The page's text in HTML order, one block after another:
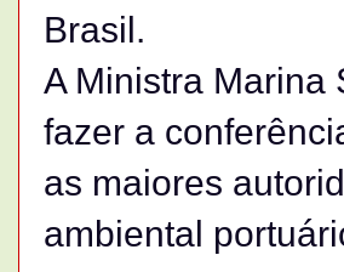
Brasil.
A Ministra Marina
fazer a
as maiores
ambiental